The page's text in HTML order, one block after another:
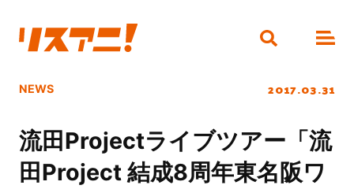
NEWS 2017.03.31
流田Projectライブツアー「流
田Project 結成8周年東名阪ワ